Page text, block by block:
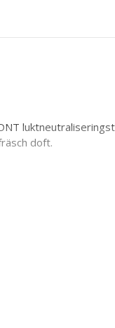
doft.